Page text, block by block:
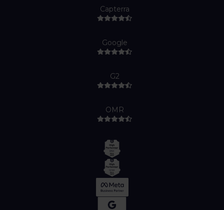
Capterra
Google
G2
OMR